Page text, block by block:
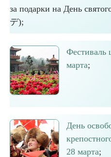
за подарки на День
デ);
Фестиваль
марта;
День
28 марта;